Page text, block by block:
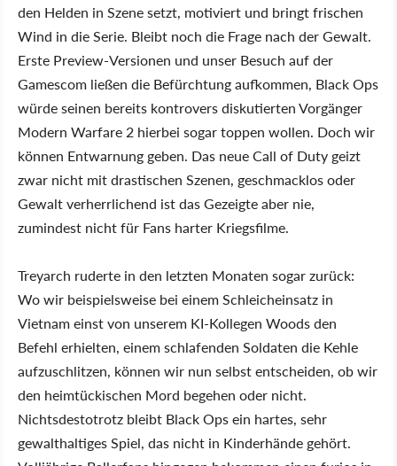
den Helden in Szene setzt, motiviert und bringt frischen
Wind in die Serie. Bleibt noch die Frage nach der Gewalt.
Erste Preview-Versionen und unser Besuch auf der
Gamescom ließen die Befürchtung aufkommen, Black Ops
würde seinen bereits kontrovers diskutierten Vorgänger
Modern Warfare 2 hierbei sogar toppen wollen. Doch wir
können Entwarnung geben. Das neue Call of Duty geizt
zwar nicht mit drastischen Szenen, geschmacklos oder
Gewalt verherrlichend ist das Gezeigte aber nie,
zumindest nicht für Fans harter Kriegsfilme.
Treyarch ruderte in den letzten Monaten sogar zurück:
Wo wir beispielsweise bei einem Schleicheinsatz in
Vietnam einst von unserem KI-Kollegen Woods den
Befehl erhielten, einem schlafenden Soldaten die Kehle
aufzuschlitzen, können wir nun selbst entscheiden, ob wir
den heimtückischen Mord begehen oder nicht.
Nichtsdestotrotz bleibt Black Ops ein hartes, sehr
gewalthaltiges Spiel, das nicht in Kinderhände gehört.